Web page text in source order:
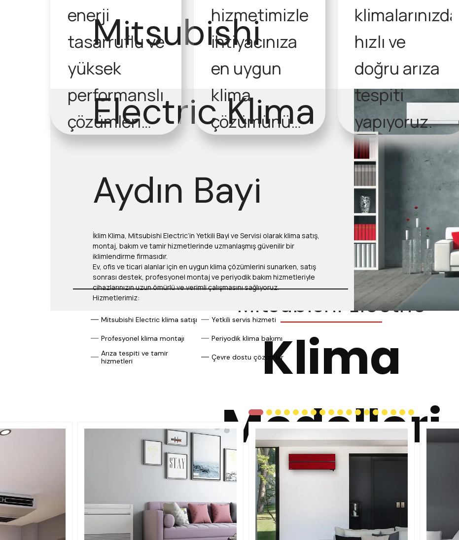
enerji
tasarruflu ve
yüksek
performanslı
çözümleri
sunuyoruz.
hizmetimizle
ihtiyacınıza
en uygun
klima
çözümünü
sunuyoruz.
klimalarınızda
hızlı ve
doğru arıza
tespiti
yapıyoruz.
Mitsubishi
Electric Klima
Aydın Bayi
İklim Klima, Mitsubishi Electric’in Yetkili Bayi ve Servisi olarak klima satış,
montaj, bakım ve tamir hizmetlerinde uzmanlaşmış güvenilir bir
iklimlendirme firmasıdır.
Ev, ofis ve ticari alanlar için en uygun klima çözümlerini sunarken, satış
sonrası destek, profesyonel montaj ve periyodik bakım hizmetleriyle
cihazlarınızın uzun ömürlü ve verimli çalışmasını sağlıyoruz.
Hizmetlerimiz:
Mitsubishi Electric klima satışı Yetkili servis hizmeti
Profesyonel klima montajı
Periyodik klima bakımı
Arıza tespiti ve tamir
hizmetleri
Çevre dostu çözümler
Mitsubishi Electric
Klima
Modelleri